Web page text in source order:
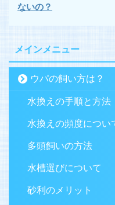
ないの？
メインメニュー
ウパの飼い方は？
水換えの手順と方法
水換えの頻度につい
多頭飼いの方法
水槽選びについて
砂利のメリット